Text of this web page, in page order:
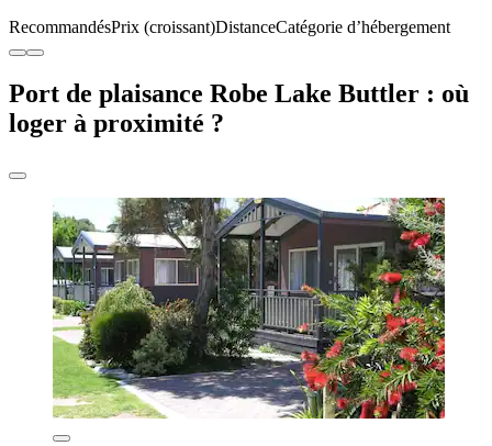
RecommandésPrix (croissant)DistanceCatégorie d’hébergement
Port de plaisance Robe Lake Buttler : où
loger à proximité ?